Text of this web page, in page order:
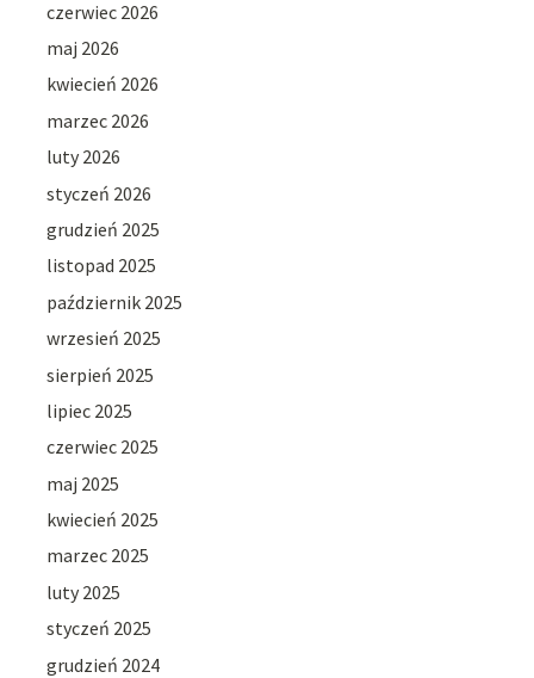
czerwiec 2026
maj 2026
kwiecień 2026
marzec 2026
luty 2026
styczeń 2026
grudzień 2025
listopad 2025
październik 2025
wrzesień 2025
sierpień 2025
lipiec 2025
czerwiec 2025
maj 2025
kwiecień 2025
marzec 2025
luty 2025
styczeń 2025
grudzień 2024